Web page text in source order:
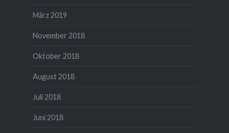
März 2019
November 2018
Oktober 2018
August 2018
Juli 2018
Juni 2018